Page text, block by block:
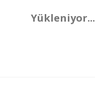
Yükleniyor...